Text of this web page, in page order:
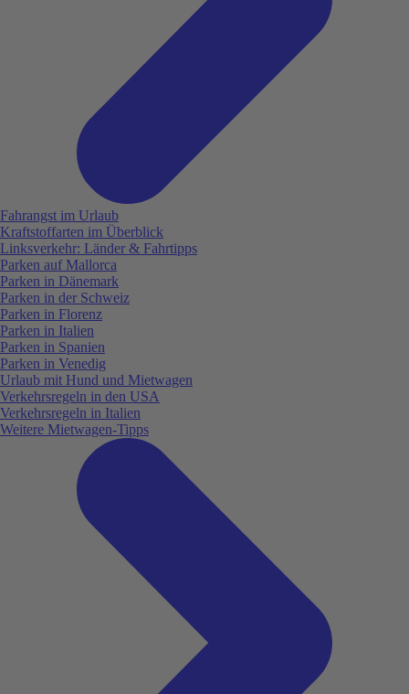
Fahrangst im Urlaub
Kraftstoffarten im Überblick
Linksverkehr: Länder & Fahrtipps
Parken auf Mallorca
Parken in Dänemark
Parken in der Schweiz
Parken in Florenz
Parken in Italien
Parken in Spanien
Parken in Venedig
Urlaub mit Hund und Mietwagen
Verkehrsregeln in den USA
Verkehrsregeln in Italien
Weitere Mietwagen-Tipps